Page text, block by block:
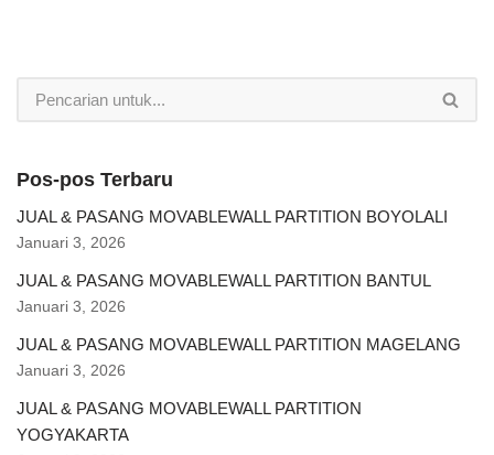
Pos-pos Terbaru
JUAL & PASANG MOVABLEWALL PARTITION BOYOLALI
Januari 3, 2026
JUAL & PASANG MOVABLEWALL PARTITION BANTUL
Januari 3, 2026
JUAL & PASANG MOVABLEWALL PARTITION MAGELANG
Januari 3, 2026
JUAL & PASANG MOVABLEWALL PARTITION
YOGYAKARTA